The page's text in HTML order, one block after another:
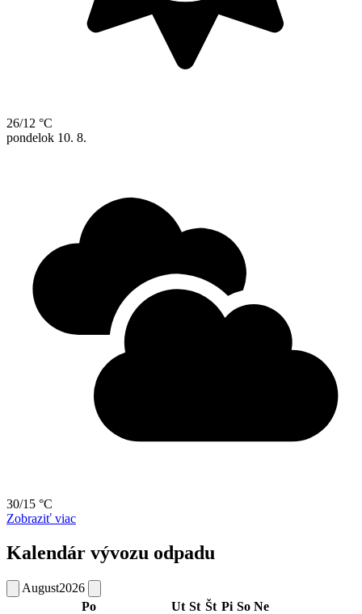
26/12 °C
pondelok 10. 8.
30/15 °C
Zobraziť viac
Kalendár vývozu odpadu
August2026
Po
Ut St Št Pi So Ne